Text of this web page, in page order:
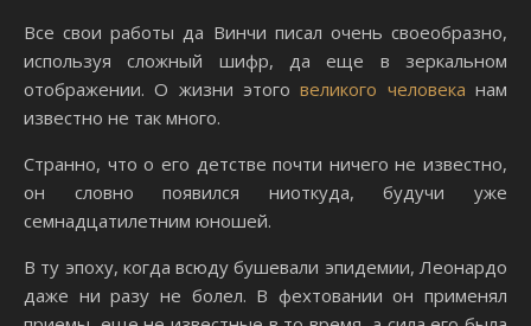
Все свои работы да Винчи писал очень своеобразно,
используя сложный шифр, да еще в зеркальном
отображении. О жизни этоговеликого человека нам
известно не так много.
Странно, что о его детстве почти ничего не известно,
он словно появился ниоткуда, будучи уже
семнадцатилетним юношей.
В ту эпоху, когда всюду бушевали эпидемии, Леонардо
даже ни разу не болел. В фехтовании он применял